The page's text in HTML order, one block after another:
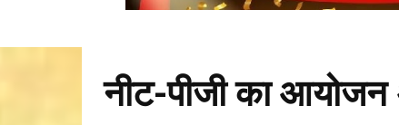
नीट-पीजी का आयोजन